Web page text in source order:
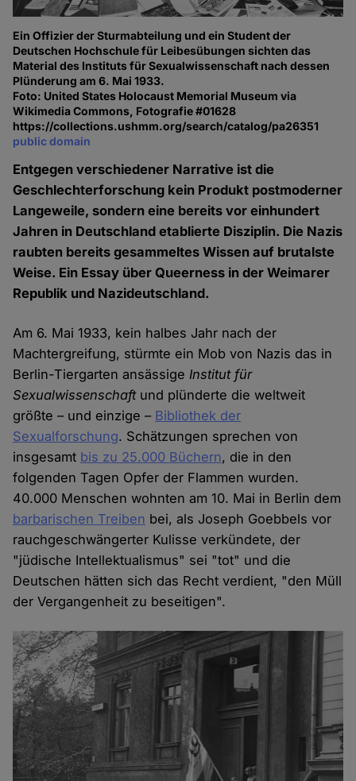
Ein Offizier der Sturmabteilung und ein Student der
Deutschen Hochschule für Leibesübungen sichten das
Material des Instituts für Sexualwissenschaft nach dessen
Plünderung am 6. Mai 1933.
Foto: United States Holocaust Memorial Museum via
Wikimedia Commons, Fotografie #01628
https://collections.ushmm.org/search/catalog/pa26351
public domain
Entgegen verschiedener Narrative ist die
Geschlechterforschung kein Produkt postmoderner
Langeweile, sondern eine bereits vor einhundert
Jahren in Deutschland etablierte Disziplin. Die Nazis
raubten bereits gesammeltes Wissen auf brutalste
Weise. Ein Essay über Queerness in der Weimarer
Republik und Nazideutschland.
Am 6. Mai 1933, kein halbes Jahr nach der
Machtergreifung, stürmte ein Mob von Nazis das in
Berlin-Tiergarten ansässigeInstitut für
Sexualwissenschaft und plünderte die weltweit
größte – und einzige – Bibliothek der
Sexualforschung. Schätzungen sprechen von
insgesamt bis zu 25.000 Büchern, die in den
folgenden Tagen Opfer der Flammen wurden.
40.000 Menschen wohnten am 10. Mai in Berlin dem
barbarischen Treiben bei, als Joseph Goebbels vor
rauchgeschwängerter Kulisse verkündete, der
"jüdische Intellektualismus" sei "tot" und die
Deutschen hätten sich das Recht verdient, "den Müll
der Vergangenheit zu beseitigen".